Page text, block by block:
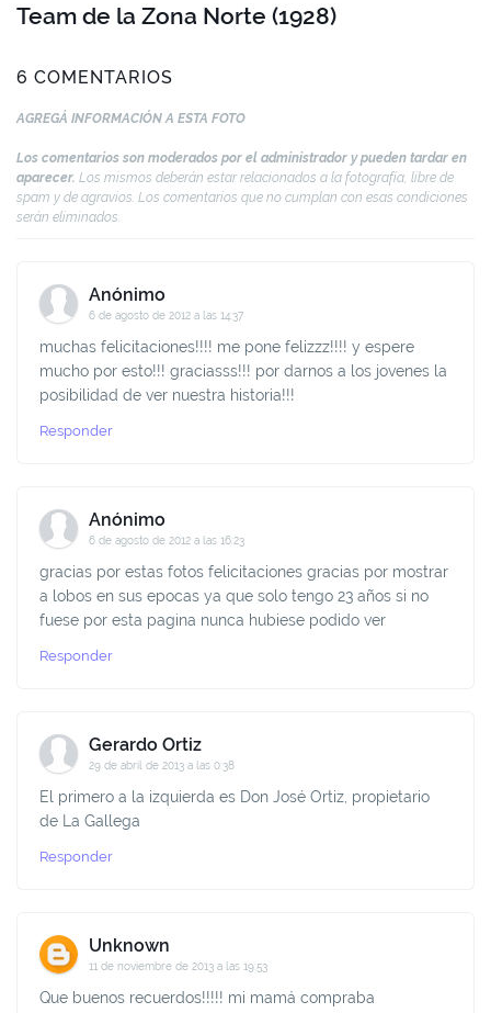
Team de la Zona Norte (1928)
6 COMENTARIOS
AGREGÁ INFORMACIÓN A ESTA FOTO
Los comentarios son moderados por el administrador y pueden tardar en
aparecer. Los mismos deberán estar relacionados a la fotografía, libre de
spam y de agravios. Los comentarios que no cumplan con esas condiciones
serán eliminados.
Anónimo
6 de agosto de 2012 a las 14:37
muchas felicitaciones!!!! me pone felizzz!!!! y espere
mucho por esto!!! graciasss!!! por darnos a los jovenes la
posibilidad de ver nuestra historia!!!
Responder
Anónimo
6 de agosto de 2012 a las 16:23
gracias por estas fotos felicitaciones gracias por mostrar
a lobos en sus epocas ya que solo tengo 23 años si no
fuese por esta pagina nunca hubiese podido ver
Responder
Gerardo Ortiz
29 de abril de 2013 a las 0:38
El primero a la izquierda es Don José Ortiz, propietario
de La Gallega
Responder
Unknown
11 de noviembre de 2013 a las 19:53
Que buenos recuerdos!!!!! mi mamá compraba